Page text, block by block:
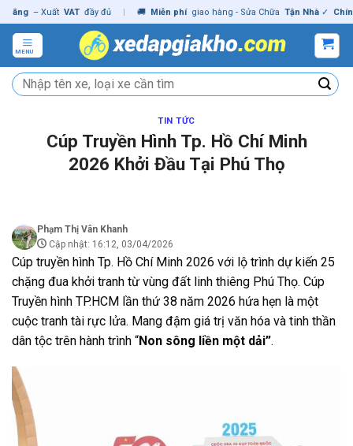
Skip
to
content
– Xuất VAT đầy đủ | 🚚 Miễn phí giao hàng - Sửa Chữa Tận Nhà ✓ Chính
MENU
Tìm
kiếm:
TIN TỨC
Cúp Truyền Hình Tp. Hồ Chí Minh
2026 Khởi Đầu Tại Phú Thọ
Phạm Thị Vân Khanh
Cập nhật: 16:12, 03/04/2026
Cúp truyền hình Tp. Hồ Chí Minh 2026 với lộ trình dự kiến 25
chặng đua khởi tranh từ vùng đất linh thiêng Phú Thọ. Cúp
Truyền hình TP.HCM lần thứ 38 năm 2026 hứa hẹn là một
cuộc tranh tài rực lửa. Mang đậm giá trị văn hóa và tinh thần
dân tộc trên hành trình “Non sông liền một dải”.